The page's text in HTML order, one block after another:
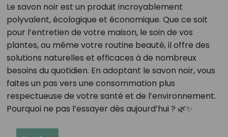
Le savon noir est un produit incroyablement
polyvalent, écologique et économique. Que ce soit
pour l’entretien de votre maison, le soin de vos
plantes, ou même votre routine beauté, il offre des
solutions naturelles et efficaces à de nombreux
besoins du quotidien. En adoptant le savon noir, vous
faites un pas vers une consommation plus
respectueuse de votre santé et de l’environnement.
Pourquoi ne pas l’essayer dès aujourd’hui ? 🌿✨